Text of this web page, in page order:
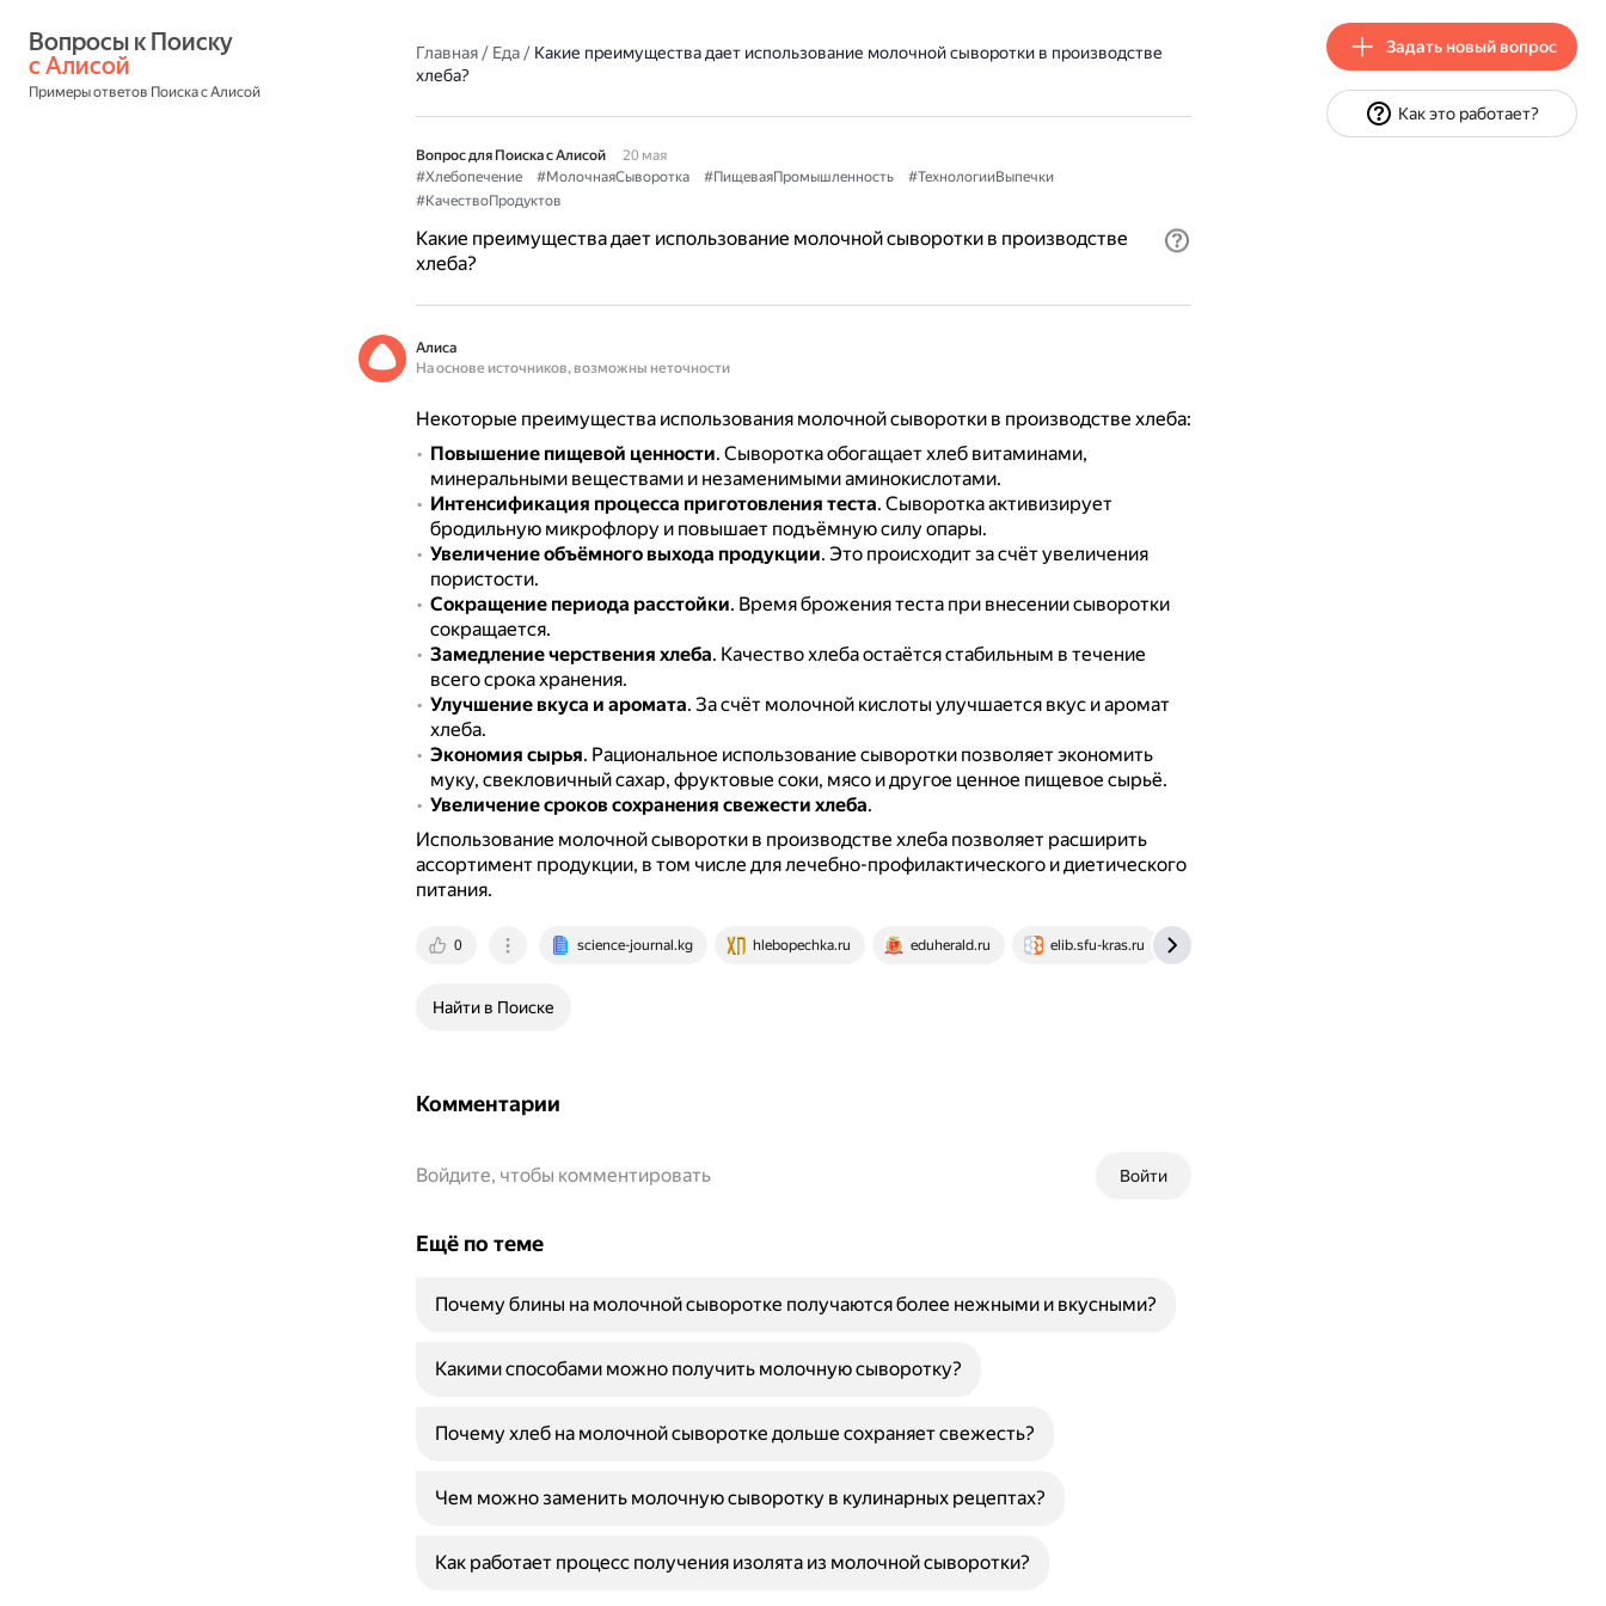
с Алисой
Примеры ответов Поиска с Алисой
Главная/ Еда/ Какие преимущества дает использование молочной сыворотки в производстве
хлеба?
Вопрос для Поиска с Алисой
20 мая
#Хлебопечение
#МолочнаяСыворотка #ПищеваяПромышленность
#ТехнологииВыпечки
#КачествоПродуктов
Какие преимущества дает использование молочной сыворотки в производстве
хлеба?
Алиса
На основе источников, возможны неточности
Некоторые преимущества использования молочной сыворотки в производстве хлеба:
Повышение пищевой ценности. Сыворотка обогащает хлеб витаминами,
минеральными веществами и незаменимыми аминокислотами.
Интенсификация процесса приготовления теста. Сыворотка активизирует
бродильную микрофлору и повышает подъёмную силу опары.
Увеличение объёмного выхода продукции. Это происходит за счёт увеличения
пористости.
Сокращение периода расстойки. Время брожения теста при внесении сыворотки
сокращается.
Замедление черствения хлеба. Качество хлеба остаётся стабильным в течение
всего срока хранения.
Улучшение вкуса и аромата. За счёт молочной кислоты улучшается вкус и аромат
хлеба.
Экономия сырья. Рациональное использование сыворотки позволяет экономить
муку, свекловичный сахар, фруктовые соки, мясо и другое ценное пищевое сырьё.
Увеличение сроков сохранения свежести хлеба.
Использование молочной сыворотки в производстве хлеба позволяет расширить
ассортимент продукции, в том числе для лечебно-профилактического и диетического
питания.
0 science-journal.kg hlebopechka.ru eduherald.ru elib.sfu-kras.ru
Найти в Поиске
Комментарии
Войти
Войдите, чтобы комментировать
Ещё по теме
Почему блины на молочной сыворотке получаются более нежными и вкусными?
Какими способами можно получить молочную сыворотку?
Почему хлеб на молочной сыворотке дольше сохраняет свежесть?
Чем можно заменить молочную сыворотку в кулинарных рецептах?
Как работает процесс получения изолята из молочной сыворотки?
Задать новый вопрос
Как это работает?